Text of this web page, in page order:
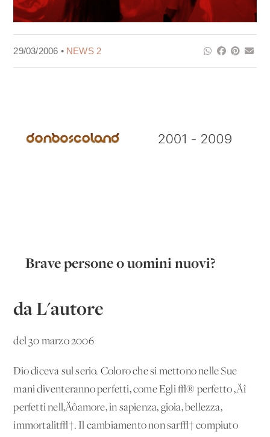
29/03/2006 • NEWS 2
Brave persone o uomini nuovi?
da L'autore
del 30 marzo 2006
Dio diceva sul serio. Coloro che si mettono nelle Sue
mani diventeranno perfetti, come Egli √® perfetto ‚Äî
perfetti nell‚Äôamore, in sapienza, gioia, bellezza,
immortalit√†. Il cambiamento non sar√† compiuto